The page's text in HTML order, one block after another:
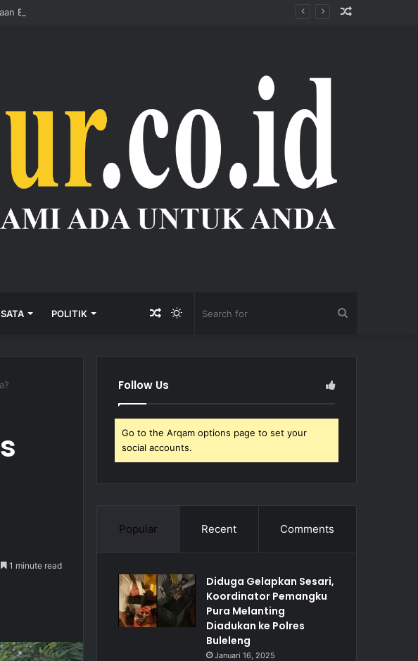
Bencana
POLITIK Switch
Random
1 minute read
Follow Us
Go to the Arqam options page to set your
social accounts.
Popular Recent Comments
Diduga Gelapkan Sesari,
Koordinator Pemangku
Pura Melanting
Diadukan ke Polres
Buleleng
Januari 16, 2025